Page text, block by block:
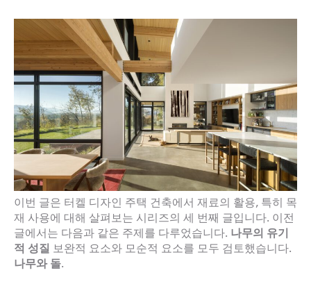
이번 글은 터켈 디자인 주택 건축에서 재료의 활용, 특히 목
재 사용에 대해 살펴보는 시리즈의 세 번째 글입니다. 이전
글에서는 다음과 같은 주제를 다루었습니다. 나무의 유기
적 성질 보완적 요소와 모순적 요소를 모두 검토했습니다.
나무와 돌.